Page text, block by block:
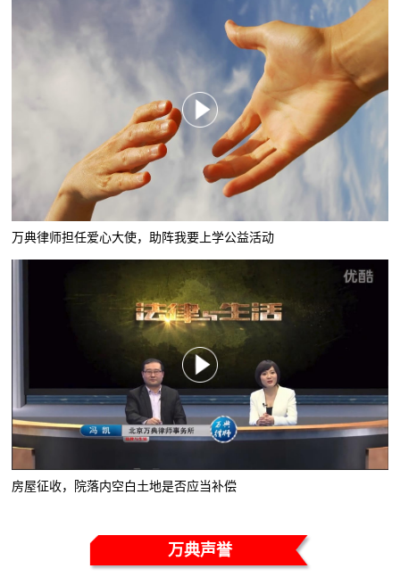
万典律师担任爱心大使，助阵我要上学公益活动
房屋征收，院落内空白土地是否应当补偿
万典声誉